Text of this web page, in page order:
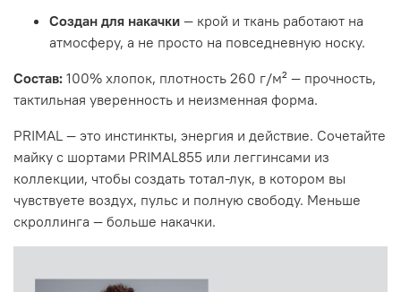
Создан для накачки — крой и ткань работают на
атмосферу, а не просто на повседневную носку.
Состав: 100% хлопок, плотность 260 г/м² — прочность,
тактильная уверенность и неизменная форма.
PRIMAL — это инстинкты, энергия и действие. Сочетайте
майку с шортами PRIMAL855 или леггинсами из
коллекции, чтобы создать тотал-лук, в котором вы
чувствуете воздух, пульс и полную свободу. Меньше
скроллинга — больше накачки.